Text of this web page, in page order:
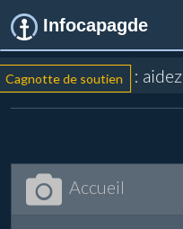
Infocapagde
Cagnotte de soutien :
Accueil